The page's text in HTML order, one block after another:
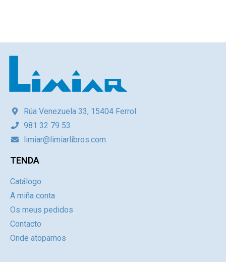
Rúa Venezuela 33, 15404 Ferrol
981 32 79 53
limiar@limiarlibros.com
TENDA
Catálogo
A miña conta
Os meus pedidos
Contacto
Onde atoparnos